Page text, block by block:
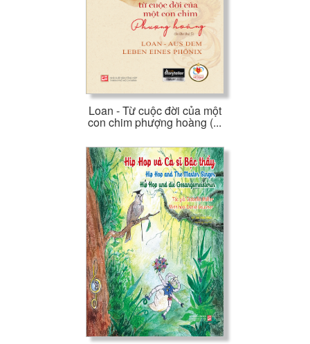
Loan - Từ cuộc đời của một
con chim phượng hoàng (...